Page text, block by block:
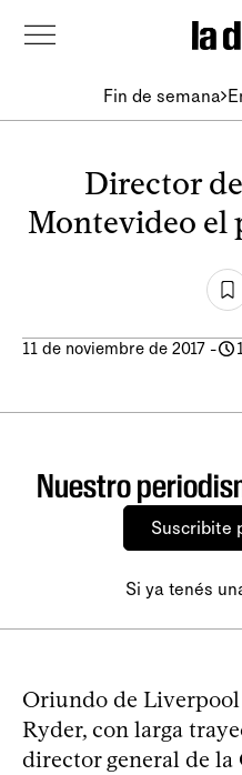
Fin de semana
Director
Montevideo el
11 de noviembre de 2017 -
Nuestro
Suscribite
Si ya tenés
Oriundo de
Ryder, con larga
director general de la